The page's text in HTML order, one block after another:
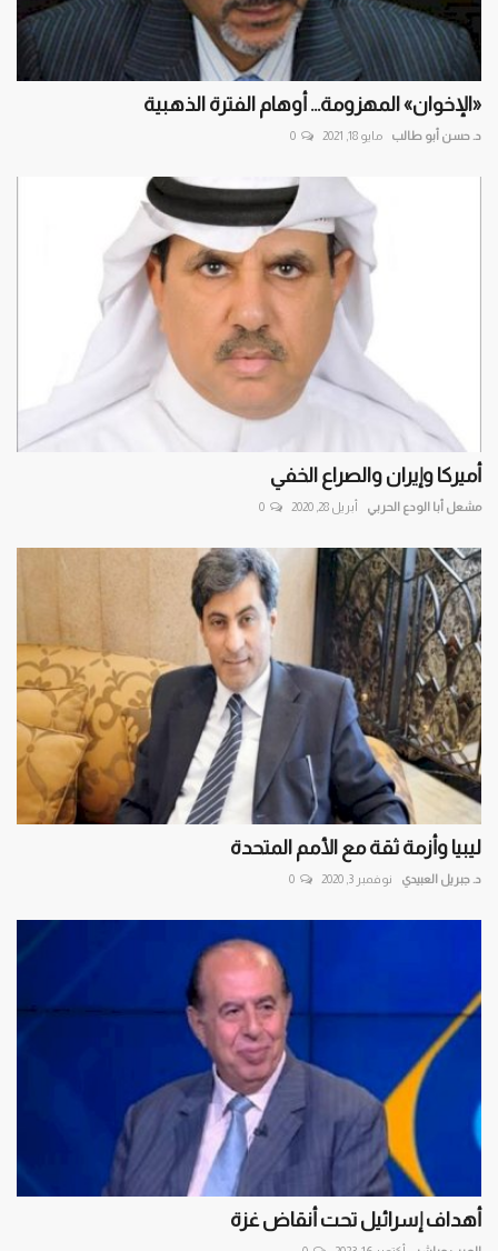
«الإخوان» المهزومة... أوهام الفترة الذهبية
د. حسن أبو طالب مايو 18, 2021 0
أميركا وإيران والصراع الخفي
مشعل أبا الودع الحربي أبريل 28, 2020 0
ليبيا وأزمة ثقة مع الأمم المتحدة
د. جبريل العبيدي نوفمبر 3, 2020 0
أهداف إسرائيل تحت أنقاض غزة